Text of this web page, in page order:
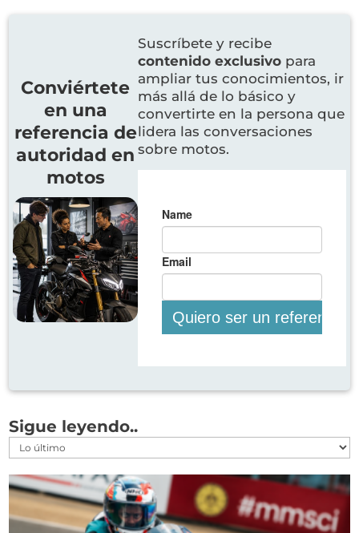
Conviértete
en una
referencia de
autoridad en
motos
Suscríbete y recibe
contenido exclusivo para
ampliar tus conocimientos, ir
más allá de lo básico y
convertirte en la persona que
lidera las conversaciones
sobre motos.
Sigue leyendo..